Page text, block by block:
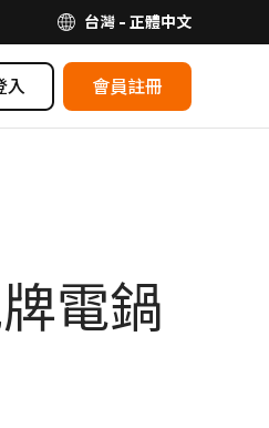
台灣 - 正體中文
入 會員註冊
電鍋